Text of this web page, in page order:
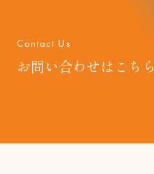
Contact Us
お問い合わせはこちら